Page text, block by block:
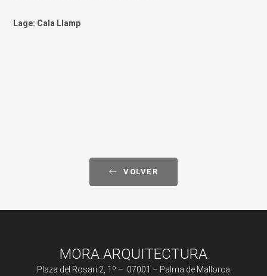
Lage: Cala Llamp
VOLVER
MORA ARQUITECTURA
Plaza del Rosari 2, 1º – 07001 – Palma de Mallorca